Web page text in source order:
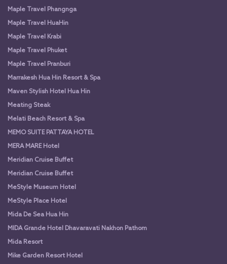
Maple Travel Phangnga
Maple Travel HuaHin
Maple Travel Krabi
Maple Travel Phuket
Maple Travel Pranburi
Marrakesh Hua Hin Resort & Spa
Maven Stylish Hotel Hua Hin
Meating Steak
Melati Beach Resort & Spa
MEMO SUITE PATTAYA HOTEL
MERA MARE Hotel
Meridian Cruise Buffet
Meridian Cruise Buffet
MeStyle Museum Hotel
MeStyle Place Hotel
Mida De Sea Hua Hin
MIDA Grande Hotel Dhavaravati Nakhon Pathom
Mida Resort
Mike Garden Resort Hotel